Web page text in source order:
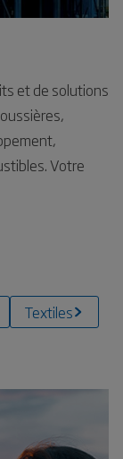
et de solutions
Votre
Textiles